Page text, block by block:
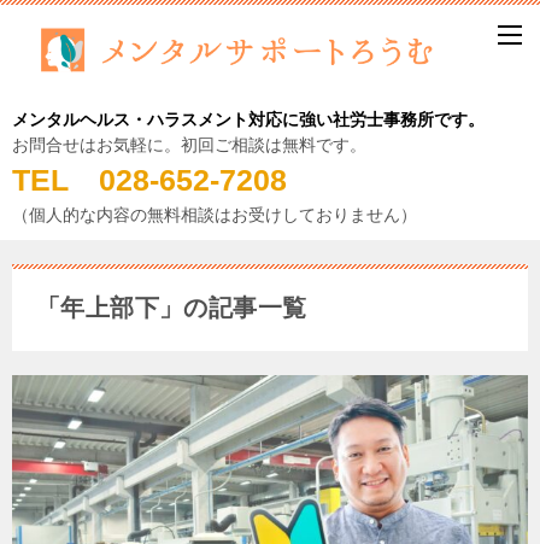
メンタルヘルス・ハラスメント対応に強い社労士事務所です。
お問合せはお気軽に。初回ご相談は無料です。
TEL 028-652-7208
（個人的な内容の無料相談はお受けしておりません）
「年上部下」の記事一覧